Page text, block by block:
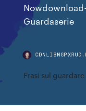
Guardaserie
Frasi sul